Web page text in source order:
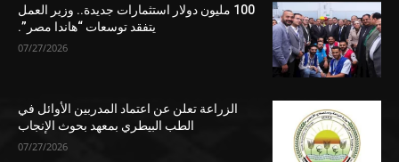
100 مليون دولار استثمارات جديدة.. وزير العمل
يتفقد توسعات “هاندا مصر”.
07/27/2026
الزراعة تعلن عن اعتماد المدربين الأوائل في
الطب البيطري بمعهد بحوث الإنجاب
07/27/2026